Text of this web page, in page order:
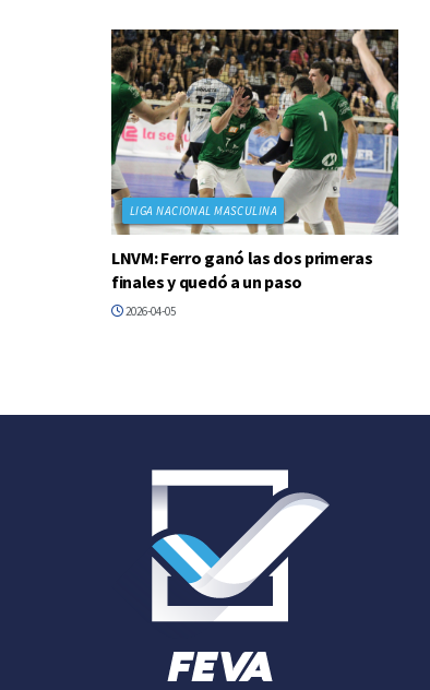
LIGA NACIONAL MASCULINA
LNVM: Ferro ganó las dos primeras
finales y quedó a un paso
2026-04-05